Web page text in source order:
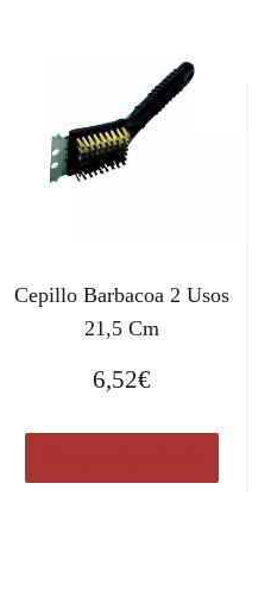
Cepillo Barbacoa 2 Usos
21,5 Cm
6,52€